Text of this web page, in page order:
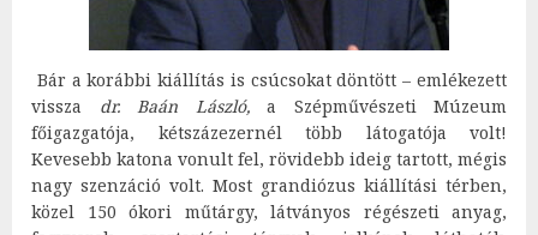
Bár a korábbi kiállítás is csúcsokat döntött – emlékezett
vissza dr. Baán László, a Szépművészeti Múzeum
főigazgatója, kétszázezernél több látogatója volt!
Kevesebb katona vonult fel, rövidebb ideig tartott, mégis
nagy szenzáció volt. Most grandiózus kiállítási térben,
közel 150 ókori műtárgy, látványos régészeti anyag,